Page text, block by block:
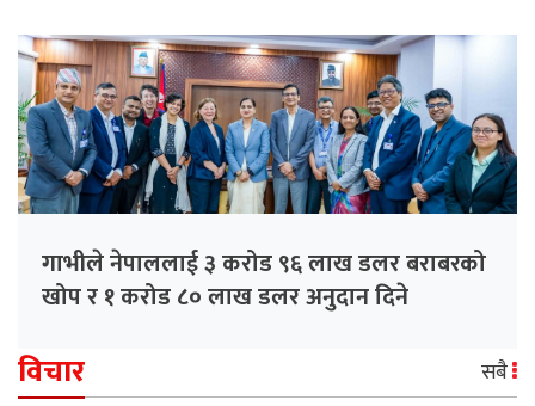
गाभीले नेपाललाई ३ करोड ९६ लाख डलर बराबरको
खोप र १ करोड ८० लाख डलर अनुदान दिने
विचार सबै